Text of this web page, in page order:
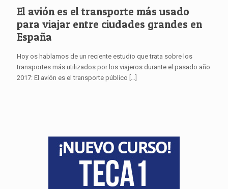
El avión es el transporte más usado
para viajar entre ciudades grandes en
España
Hoy os hablamos de un reciente estudio que trata sobre los
transportes más utilizados por los viajeros durante el pasado año
2017: El avión es el transporte público